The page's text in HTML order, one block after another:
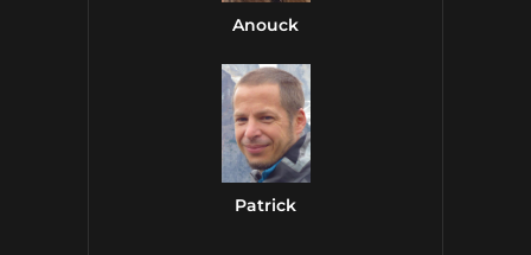
Anouck
Patrick